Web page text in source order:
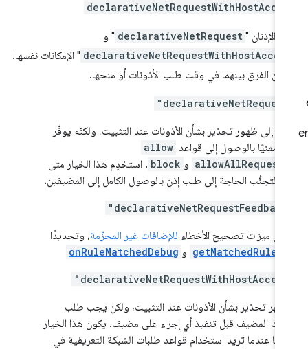
الإذنان " declarativeNetRequest " و
" الإمكانات نفسها.
الفرق بينهما في وقت طلب الأذونات أو منحها.
إلى ظهور تحذير بشأن الأذونات عند التثبيت، ولكنّه يوفّر
ضمنيًا بالوصول إلى قواعد allow
و block . استخدِم هذا الخيار متى
لتجنُّب الحاجة إلى طلب إذن بالوصول الكامل إلى المضيفين.
ميزات تصحيح الأخطاءللإضافات غير المحزّمة، وتحديدًا
و onRuleMatchedDebug
تحذير بشأن الأذونات عند التثبيت، ولكن يجب طلب
المضيف قبل تنفيذ أي إجراء على مضيف. يكون هذا الخيار
عندما تريد استخدام قواعد طلبات الشبكة التعريفية في